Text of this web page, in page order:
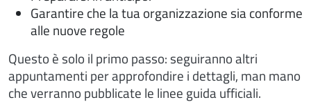
Garantire che la tua organizzazione sia conforme
alle nuove regole
Questo è solo il primo passo: seguiranno altri
appuntamenti per approfondire i dettagli, man mano
che verranno pubblicate le linee guida ufficiali.